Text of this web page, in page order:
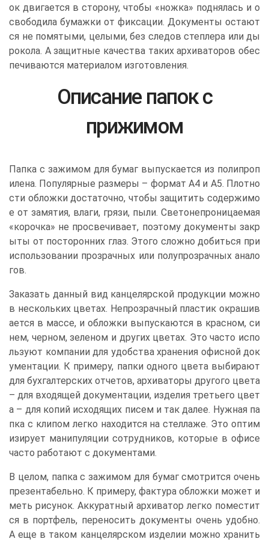
ок двигается в сторону, чтобы «ножка» поднялась и о
свободила бумажки от фиксации. Документы остают
ся не помятыми, целыми, без следов степлера или ды
рокола. А защитные качества таких архиваторов обес
печиваются материалом изготовления.
Описание папок с
прижимом
Папка с зажимом для бумаг выпускается из полипроп
илена. Популярные размеры – формат А4 и А5. Плотно
сти обложки достаточно, чтобы защитить содержимо
е от замятия, влаги, грязи, пыли. Светонепроницаемая
«корочка» не просвечивает, поэтому документы закр
ыты от посторонних глаз. Этого сложно добиться при
использовании прозрачных или полупрозрачных анало
гов.
Заказать данный вид канцелярской продукции можно
в нескольких цветах. Непрозрачный пластик окрашив
ается в массе, и обложки выпускаются в красном, си
нем, черном, зеленом и других цветах. Это часто испо
льзуют компании для удобства хранения офисной док
ументации. К примеру, папки одного цвета выбирают
для бухгалтерских отчетов, архиваторы другого цвета
– для входящей документации, изделия третьего цвет
а – для копий исходящих писем и так далее. Нужная па
пка с клипом легко находится на стеллаже. Это оптим
изирует манипуляции сотрудников, которые в офисе
часто работают с документами.
В целом, папка с зажимом для бумаг смотрится очень
презентабельно. К примеру, фактура обложки может и
меть рисунок. Аккуратный архиватор легко поместит
ся в портфель, переносить документы очень удобно.
А еще в таком канцелярском изделии можно хранить